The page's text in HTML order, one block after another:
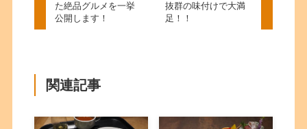
た絶品グルメを一挙
公開します！
抜群の味付けで大満
足！！
関連記事